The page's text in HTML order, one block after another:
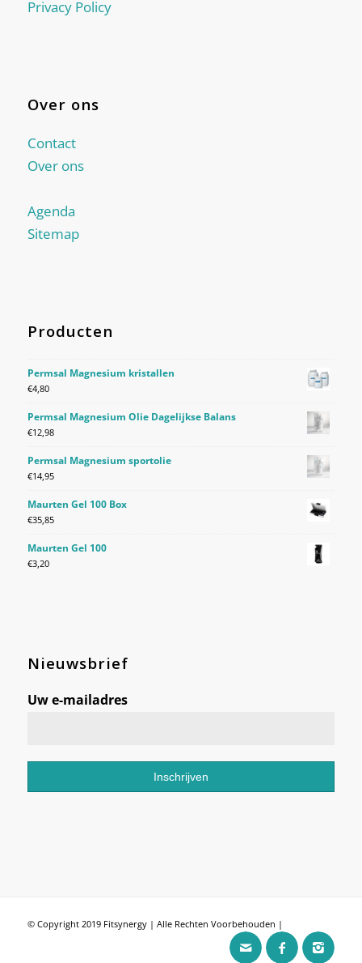
Privacy Policy
Over ons
Contact
Over ons
Agenda
Sitemap
Producten
Permsal Magnesium kristallen
€4,80
Permsal Magnesium Olie Dagelijkse Balans
€12,98
Permsal Magnesium sportolie
€14,95
Maurten Gel 100 Box
€35,85
Maurten Gel 100
€3,20
Nieuwsbrief
Uw e-mailadres
© Copyright 2019 Fitsynergy | Alle Rechten Voorbehouden |